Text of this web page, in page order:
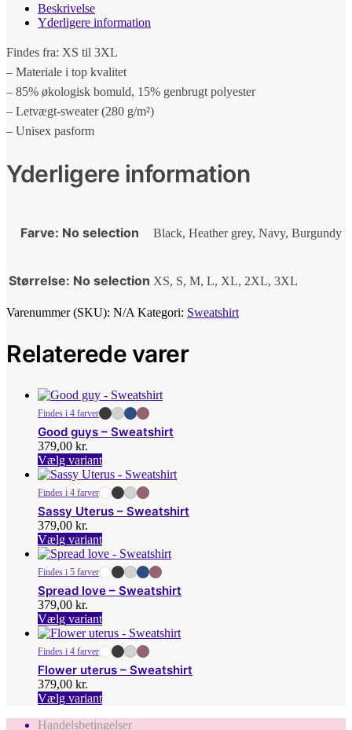
Beskrivelse
Yderligere information
Findes fra: XS til 3XL
– Materiale i top kvalitet
– 85% økologisk bomuld, 15% genbrugt polyester
– Letvægt-sweater (280 g/m²)
– Unisex pasform
Yderligere information
Farve: No selection Black, Heather grey, Navy, Burgundy
Størrelse: No selection XS, S, M, L, XL, 2XL, 3XL
Varenummer (SKU): N/A Kategori: Sweatshirt
Relaterede varer
Findes i 4 farver
Good guys – Sweatshirt
379,00 kr.
Vælg variantDette
vare
har
flere
varianter.
Mulighederne
kan
vælges
på
varesiden
Findes i 4 farver
Sassy Uterus – Sweatshirt
379,00 kr.
Vælg variantDette
vare
har
flere
varianter.
Mulighederne
kan
vælges
på
varesiden
Findes i 5 farver
Spread love – Sweatshirt
379,00 kr.
Vælg variantDette
vare
har
flere
varianter.
Mulighederne
kan
vælges
Findes i 4 farver
Flower uterus – Sweatshirt
379,00 kr.
Vælg variantDette
har
Handelsbetingelser